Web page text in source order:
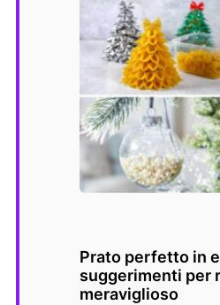
Prato perfetto in
suggerimenti per
meraviglioso